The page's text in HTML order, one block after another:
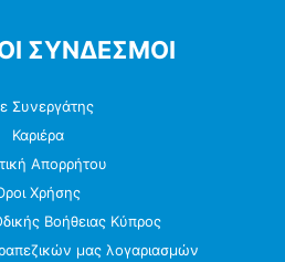
ΣΥΝΔΕΣΜΟΙ
Συνεργάτης
Καριέρα
Απορρήτου
Χρήσης
Βοήθειας Κύπρος
μας λογαριασμών